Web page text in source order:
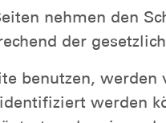
nehmen den
der
benutzen,
werden